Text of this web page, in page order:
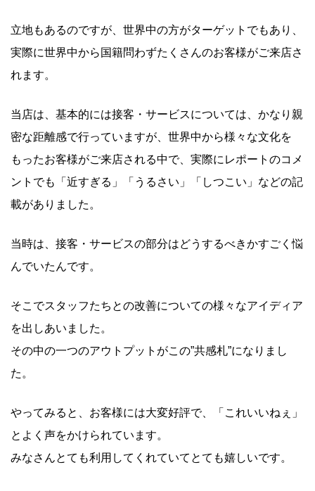
立地もあるのですが、世界中の方がターゲットでもあり、
実際に世界中から国籍問わずたくさんのお客様がご来店さ
れます。
当店は、基本的には接客・サービスについては、かなり親
密な距離感で行っていますが、世界中から様々な文化を
もったお客様がご来店される中で、実際にレポートのコメ
ントでも「近すぎる」「うるさい」「しつこい」などの記
載がありました。
当時は、接客・サービスの部分はどうするべきかすごく悩
んでいたんです。
そこでスタッフたちとの改善についての様々なアイディア
を出しあいました。
その中の一つのアウトプットがこの”共感札”になりまし
た。
やってみると、お客様には大変好評で、「これいいねぇ」
とよく声をかけられています。
みなさんとても利用してくれていてとても嬉しいです。